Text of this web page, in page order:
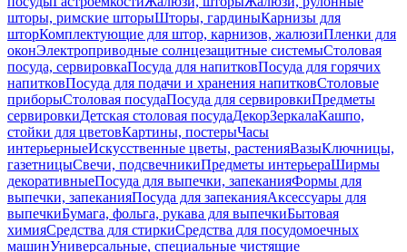
шторы, римские шторыШторы, гардиныКарнизы для
шторКомплектующие для штор, карнизов, жалюзиПленки для
оконЭлектроприводные солнцезащитные системыСтоловая
посуда, сервировкаПосуда для напитковПосуда для горячих
напитковПосуда для подачи и хранения напитковСтоловые
приборыСтоловая посудаПосуда для сервировкиПредметы
сервировкиДетская столовая посудаДекорЗеркалаКашпо,
стойки для цветовКартины, постерыЧасы
интерьерныеИскусственные цветы, растенияВазыКлючницы,
газетницыСвечи, подсвечникиПредметы интерьераШирмы
декоративныеПосуда для выпечки, запеканияФормы для
выпечки, запеканияПосуда для запеканияАксессуары для
выпечкиБумага, фольга, рукава для выпечкиБытовая
химияСредства для стиркиСредства для посудомоечных
машинУниверсальные, специальные чистящие